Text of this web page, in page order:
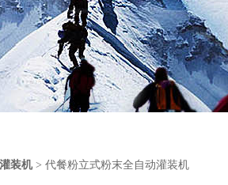
装机> 代餐粉立式粉末全自动灌装机